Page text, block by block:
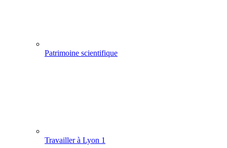
Patrimoine scientifique
Travailler à Lyon 1